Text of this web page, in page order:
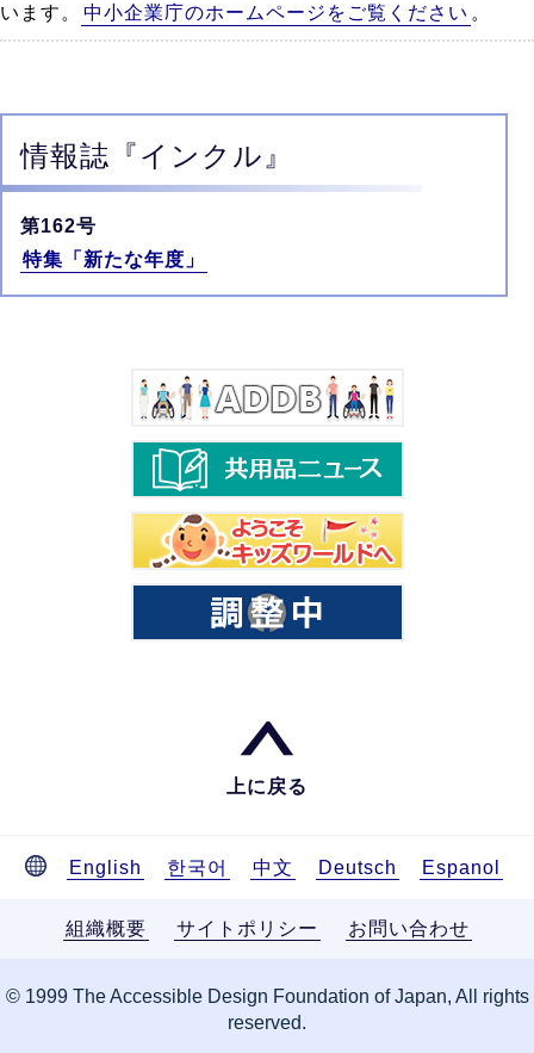
います。
中小企業庁のホームページをご覧ください 。
情報誌 『インクル』
第162号
特集「新たな年度」
上に戻る
English 한국어 中文 Deutsch Espanol
組織概要 サイトポリシー お問い合わせ
© 1999 The Accessible Design Foundation of Japan, All rights
reserved.